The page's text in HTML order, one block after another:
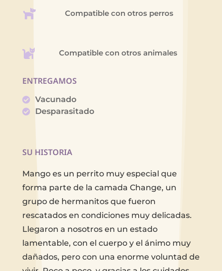
Compatible con otros perros
Compatible con otros animales
ENTREGAMOS
Vacunado
Desparasitado
SU HISTORIA
Mango es un perrito muy especial que
forma parte de la camada Change, un
grupo de hermanitos que fueron
rescatados en condiciones muy delicadas.
Llegaron a nosotros en un estado
lamentable, con el cuerpo y el ánimo muy
dañados, pero con una enorme voluntad de